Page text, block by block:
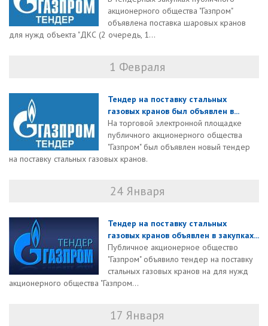
акционерного общества "Газпром"
объявлена поставка шаровых кранов
для нужд объекта "ДКС (2 очередь, 1...
1 Февраля
Тендер на поставку стальных
газовых кранов был объявлен в...
На торговой электронной площадке
публичного акционерного общества
"Газпром" был объявлен новый тендер
на поставку стальных газовых кранов.
24 Января
Тендер на поставку стальных
газовых кранов объявлен в закупках...
Публичное акционерное общество
"Газпром" объявило тендер на поставку
стальных газовых кранов на для нужд
акционерного общества "Газпром...
17 Января